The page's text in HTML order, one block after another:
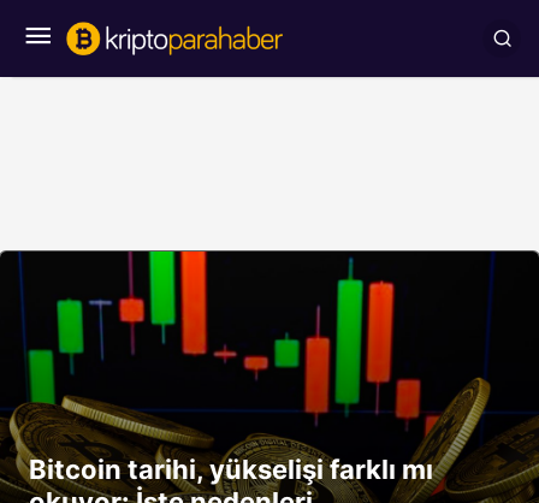
Bitcoin tarihi, yükselişi farklı mı